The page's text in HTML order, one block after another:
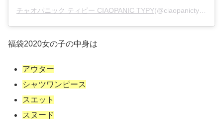
チャオパニック ティピー CIAOPANIC TYPY(@ciaopanictypy)がシェアした投稿 –
福袋2020女の子の中身は
アウター
シャツワンピース
スエット
スヌード